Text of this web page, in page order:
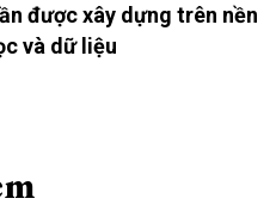
được xây dựng trên nền
và dữ liệu